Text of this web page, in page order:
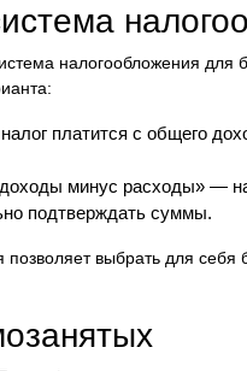
налогообложения для
платится с общего
минус расходы» —
подтверждать суммы.
позволяет выбрать для